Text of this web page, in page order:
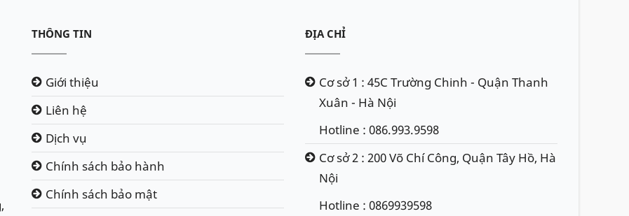
THÔNG TIN
Giới thiệu
Liên hệ
Dịch vụ
Chính sách bảo hành
Chính sách bảo mật
ĐỊA CHỈ
Cơ sở 1 : 45C Trường Chinh - Quận Thanh
Xuân - Hà Nội
Hotline : 086.993.9598
Cơ sở 2 : 200 Võ Chí Công, Quận Tây Hồ, Hà
Nội
Hotline : 0869939598